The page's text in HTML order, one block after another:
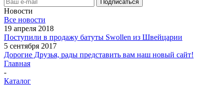
Новости
Все новости
19 апреля 2018
Поступили в продажу батуты Swollen из Швейцарии
5 сентября 2017
Дорогие Друзья, рады представить вам наш новый сайт!
Главная
-
Каталог